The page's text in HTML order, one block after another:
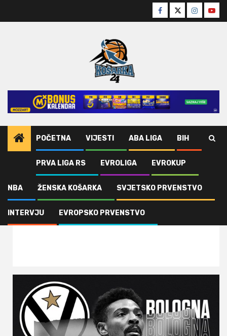
Facebook
TwitterInstagram
POČETNA VIJESTI ABA LIGA BIH
PRVA LIGA RS EVROLIGA EVROKUP
NBA ŽENSKA KOŠARKA SVJETSKO PRVENSTVO
INTERVJU EVROPSKO PRVENSTVO
Evroliga Miki u Virtusu
Miki u Virtusu